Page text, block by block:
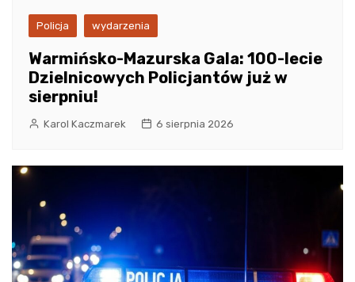
Policja wydarzenia
Warmińsko-Mazurska Gala: 100-lecie
Dzielnicowych Policjantów już w
sierpniu!
Karol Kaczmarek 6 sierpnia 2026